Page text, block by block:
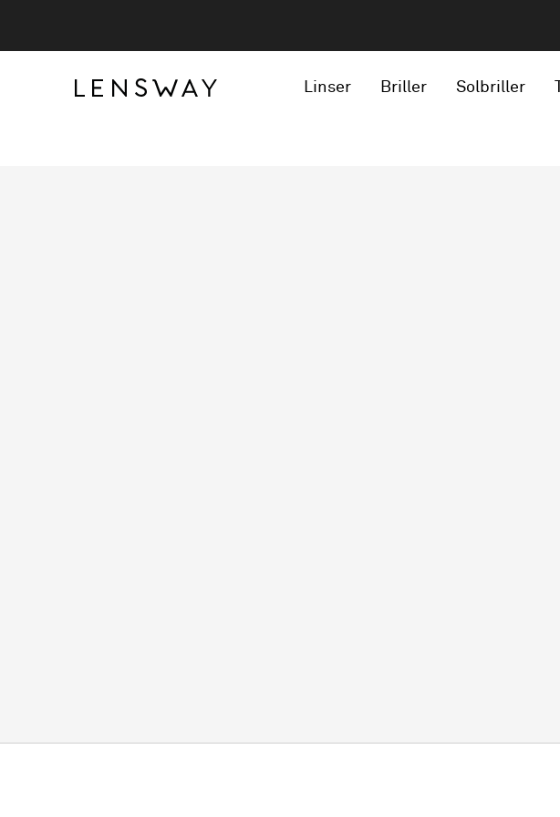
Linser Briller Solbriller